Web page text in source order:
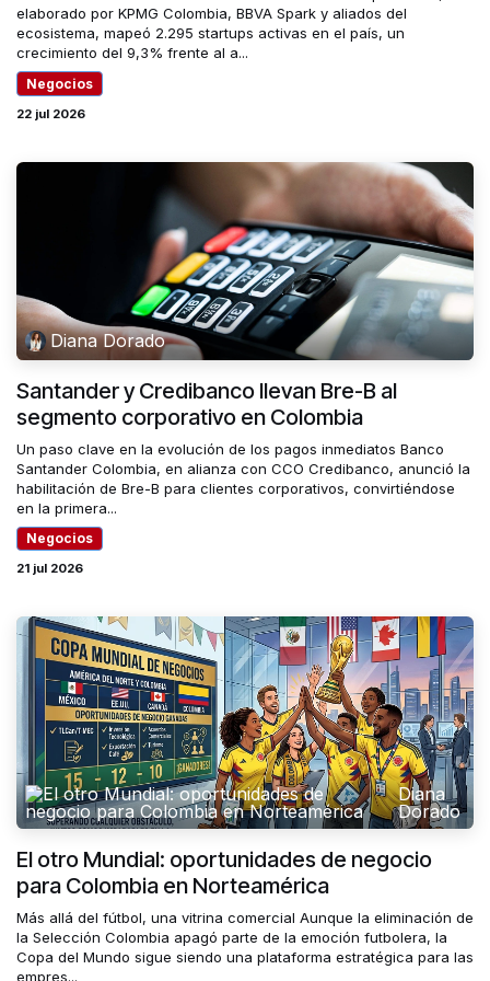
elaborado por KPMG Colombia, BBVA Spark y aliados del
ecosistema, mapeó 2.295 startups activas en el país, un
crecimiento del 9,3% frente al a...
Negocios
22 jul 2026
Diana Dorado
Santander y Credibanco llevan Bre-B al
segmento corporativo en Colombia
Un paso clave en la evolución de los pagos inmediatos Banco
Santander Colombia, en alianza con CCO Credibanco, anunció la
habilitación de Bre-B para clientes corporativos, convirtiéndose
en la primera...
Negocios
21 jul 2026
Diana
Dorado
El otro Mundial: oportunidades de negocio
para Colombia en Norteamérica
Más allá del fútbol, una vitrina comercial Aunque la eliminación de
la Selección Colombia apagó parte de la emoción futbolera, la
Copa del Mundo sigue siendo una plataforma estratégica para las
empres...